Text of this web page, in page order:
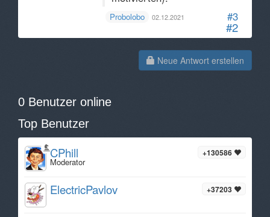
#2
#3
Probolobo 02.12.2021
Neue Antwort erstellen
0 Benutzer online
Top Benutzer
+130586
CPhill
Moderator
+37203
ElectricPavlov